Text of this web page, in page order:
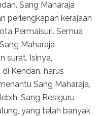
Sang Maharaja
perlengkapan kerajaan
Permaisuri. Semua
Maharaja
surat. Isinya,
Kendan, harus
Sang Maharaja,
Sang Resiguru
yang telah banyak